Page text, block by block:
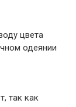
цвета
одеянии
так как